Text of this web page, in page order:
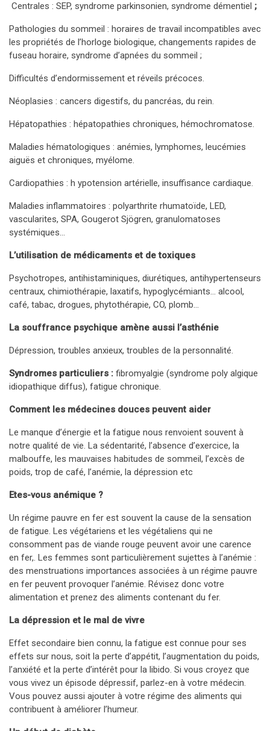
Centrales : SEP, syndrome parkinsonien, syndrome démentiel ;
Pathologies du sommeil : horaires de travail incompatibles avec
les propriétés de l’horloge biologique, changements rapides de
fuseau horaire, syndrome d’apnées du sommeil ;
Difficultés d’endormissement et réveils précoces.
Néoplasies : cancers digestifs, du pancréas, du rein.
Hépatopathies : hépatopathies chroniques, hémochromatose.
Maladies hématologiques : anémies, lymphomes, leucémies
aiguës et chroniques, myélome.
Cardiopathies : h ypotension artérielle, insuffisance cardiaque.
Maladies inflammatoires : polyarthrite rhumatoïde, LED,
vascularites, SPA, Gougerot Sjögren, granulomatoses
systémiques…
L’utilisation de médicaments et de toxiques
Psychotropes, antihistaminiques, diurétiques, antihypertenseurs
centraux, chimiothérapie, laxatifs, hypoglycémiants… alcool,
café, tabac, drogues, phytothérapie, CO, plomb…
La souffrance psychique amène aussi l’asthénie
Dépression, troubles anxieux, troubles de la personnalité.
Syndromes particuliers : fibromyalgie (syndrome poly algique
idiopathique diffus), fatigue chronique.
Comment les médecines douces peuvent aider
Le manque d’énergie et la fatigue nous renvoient souvent à
notre qualité de vie. La sédentarité, l’absence d’exercice, la
malbouffe, les mauvaises habitudes de sommeil, l’excès de
poids, trop de café, l’anémie, la dépression etc
Etes-vous anémique ?
Un régime pauvre en fer est souvent la cause de la sensation
de fatigue. Les végétariens et les végétaliens qui ne
consomment pas de viande rouge peuvent avoir une carence
en fer,. Les femmes sont particulièrement sujettes à l’anémie :
des menstruations importances associées à un régime pauvre
en fer peuvent provoquer l’anémie. Révisez donc votre
alimentation et prenez des aliments contenant du fer.
La dépression et le mal de vivre
Effet secondaire bien connu, la fatigue est connue pour ses
effets sur nous, soit la perte d’appétit, l’augmentation du poids,
l’anxiété et la perte d’intérêt pour la libido. Si vous croyez que
vous vivez un épisode dépressif, parlez-en à votre médecin.
Vous pouvez aussi ajouter à votre régime des aliments qui
contribuent à améliorer l’humeur.